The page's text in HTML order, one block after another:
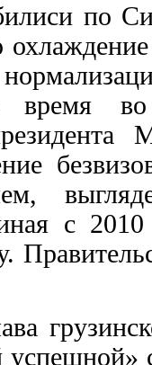
по
во
с
успешной»